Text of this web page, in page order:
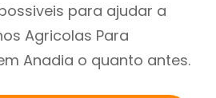
para ajudar a
Agricolas Para
Anadia o quanto antes.